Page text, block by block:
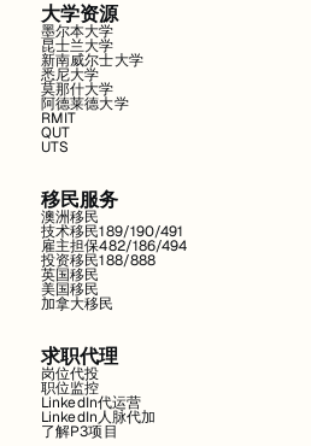
大学资源
墨尔本大学
昆士兰大学
新南威尔士大学
悉尼大学
莫那什大学
阿德莱德大学
RMIT
QUT
UTS
移民服务
澳洲移民
技术移民189/190/491
雇主担保482/186/494
投资移民188/888
英国移民
美国移民
加拿大移民
求职代理
岗位代投
职位监控
LinkedIn代运营
LinkedIn人脉代加
了解P3项目